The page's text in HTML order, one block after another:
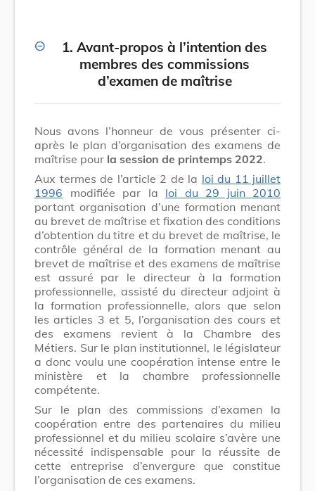
1. Avant-propos à l’intention des
membres des commissions
d’examen de maîtrise
Nous avons l’honneur de vous présenter ci-
après le plan d’organisation des examens de
maîtrise pour la session de printemps 2022.
Aux termes de l’article 2 de la loi du 11 juillet
1996 modifiée par la loi du 29 juin 2010
portant organisation d’une formation menant
au brevet de maîtrise et fixation des conditions
d’obtention du titre et du brevet de maîtrise, le
contrôle général de la formation menant au
brevet de maîtrise et des examens de maîtrise
est assuré par le directeur à la formation
professionnelle, assisté du directeur adjoint à
la formation professionnelle, alors que selon
les articles 3 et 5, l’organisation des cours et
des examens revient à la Chambre des
Métiers. Sur le plan institutionnel, le législateur
a donc voulu une coopération intense entre le
ministère et la chambre professionnelle
compétente.
Sur le plan des commissions d’examen la
coopération entre des partenaires du milieu
professionnel et du milieu scolaire s’avère une
nécessité indispensable pour la réussite de
cette entreprise d’envergure que constitue
l’organisation de ces examens.